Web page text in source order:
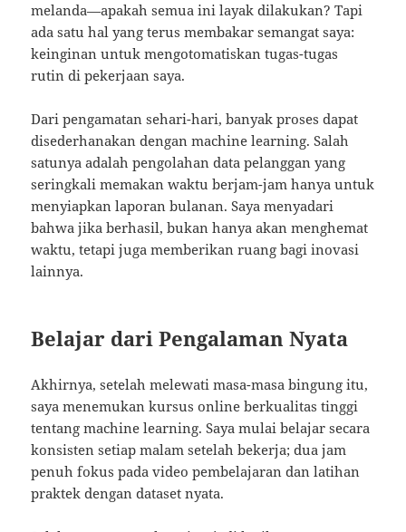
melanda—apakah semua ini layak dilakukan? Tapi
ada satu hal yang terus membakar semangat saya:
keinginan untuk mengotomatiskan tugas-tugas
rutin di pekerjaan saya.
Dari pengamatan sehari-hari, banyak proses dapat
disederhanakan dengan machine learning. Salah
satunya adalah pengolahan data pelanggan yang
seringkali memakan waktu berjam-jam hanya untuk
menyiapkan laporan bulanan. Saya menyadari
bahwa jika berhasil, bukan hanya akan menghemat
waktu, tetapi juga memberikan ruang bagi inovasi
lainnya.
Belajar dari Pengalaman Nyata
Akhirnya, setelah melewati masa-masa bingung itu,
saya menemukan kursus online berkualitas tinggi
tentang machine learning. Saya mulai belajar secara
konsisten setiap malam setelah bekerja; dua jam
penuh fokus pada video pembelajaran dan latihan
praktek dengan dataset nyata.